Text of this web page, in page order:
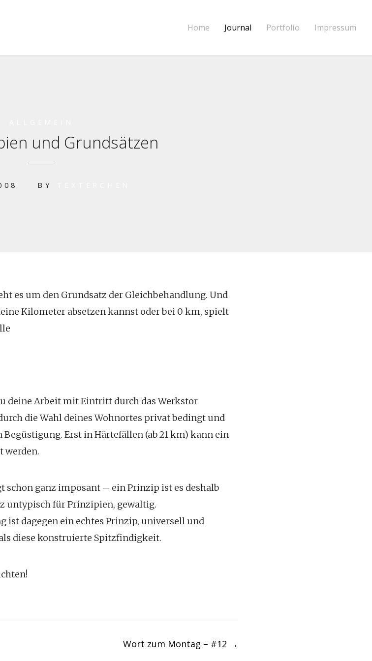
Home Journal Portfolio Impressum
und Grundsätzen
BY
es um den Grundsatz der Gleichbehandlung. Und
Kilometer absetzen kannst oder bei 0 km, spielt
deine Arbeit mit Eintritt durch das Werkstor
die Wahl deines Wohnortes privat bedingt und
Erst in Härtefällen (ab 21 km) kann ein
werden.
schon ganz imposant – ein Prinzip ist es deshalb
untypisch für Prinzipien, gewaltig.
ist dagegen ein echtes Prinzip, universell und
diese konstruierte Spitzfindigkeit.
Wort zum Montag – #12 →